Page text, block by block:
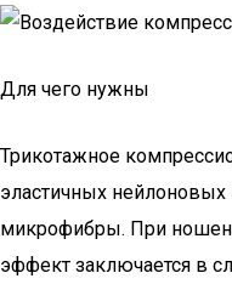
Для чего нужны
Трикотажное
эластичных
микрофибры. При
эффект заключается в